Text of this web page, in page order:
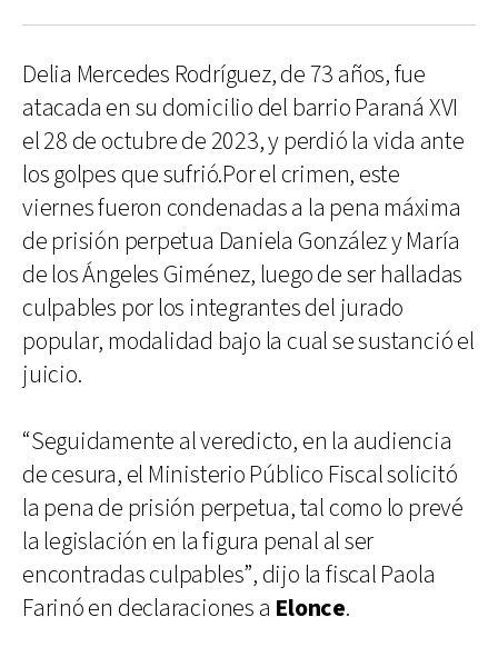
Delia Mercedes Rodríguez, de 73 años, fue
atacada en su domicilio del barrio Paraná XVI
el 28 de octubre de 2023, y perdió la vida ante
los golpes que sufrió.Por el crimen, este
viernes fueron condenadas a la pena máxima
de prisión perpetua Daniela González y María
de los Ángeles Giménez, luego de ser halladas
culpables por los integrantes del jurado
popular, modalidad bajo la cual se sustanció el
juicio.
“Seguidamente al veredicto, en la audiencia
de cesura, el Ministerio Público Fiscal solicitó
la pena de prisión perpetua, tal como lo prevé
la legislación en la figura penal al ser
encontradas culpables”, dijo la fiscal Paola
Farinó en declaraciones a Elonce.